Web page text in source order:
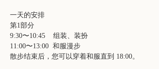
一天的安排
第1部分
9:30〜10:45 组装、装扮
11:00〜13:00 和服漫步
散步结束后，您可以穿着和服直到 18:00。